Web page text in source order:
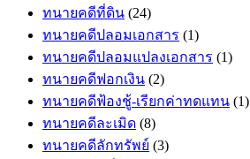
ทนายคดีที่ดิน (24)
ทนายคดีปลอมเอกสาร (1)
ทนายคดีปลอมแปลงเอกสาร (1)
ทนายคดีฟอกเงิน (2)
ทนายคดีฟ้องชู้-เรียกค่าทดแทน (1)
ทนายคดีละเมิด (8)
ทนายคดีลักทรัพย์ (3)